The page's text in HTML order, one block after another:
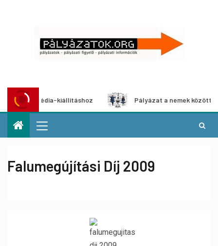
kiállításhoz Pályázat a nemek közötti
Falumegújítási Díj 2009